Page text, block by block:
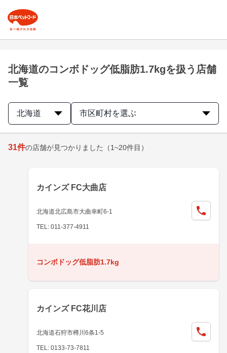
北海道のコンボドッグ低脂肪1.7kgを扱う店舗
一覧
北海道 市区町村を選ぶ
31件の店舗が見つかりました （1~20件目）
カインズ FC大曲店
北海道北広島市大曲幸町6-1
TEL: 011-377-4911
コンボドッグ低脂肪1.7kg
カインズ FC花川店
北海道石狩市樽川6条1-5
TEL: 0133-73-7811